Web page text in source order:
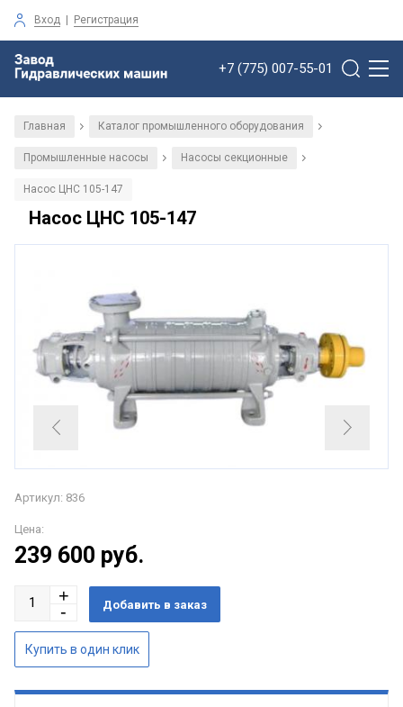
Вход | Регистрация
+7 (775) 007-55-01
Главная / Каталог промышленного оборудования /
Промышленные насосы / Насосы секционные /
Насос ЦНС 105-147
Насос ЦНС 105-147
Артикул: 836
Цена:
239 600 руб.